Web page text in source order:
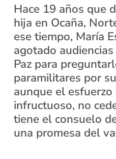
Hace 19 años que
hija en Ocaña,
ese tiempo, María
agotado
Paz para
paramilitares por
aunque el esfuerzo
infructuoso, no
tiene el consuelo
una promesa del